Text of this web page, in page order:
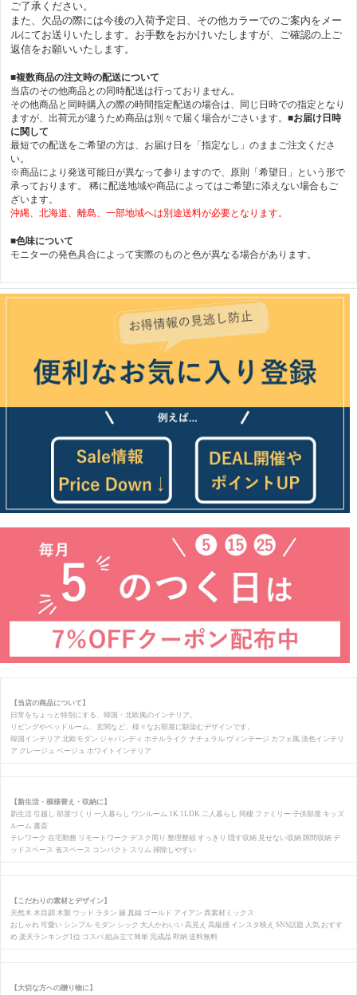
ご了承ください。
また、欠品の際には今後の入荷予定日、その他カラーでのご案内をメー
ルにてお送りいたします。お手数をおかけいたしますが、ご確認の上ご
返信をお願いいたします。
■複数商品の注文時の配送について
当店のその他商品との同時配送は行っておりません。
その他商品と同時購入の際の時間指定配送の場合は、同じ日時での指定となり
ますが、出荷元が違うため商品は別々で届く場合がごさいます。 ■お届け日時
に関して
最短での配送をご希望の方は、お届け日を「指定なし」のままご注文くださ
い。
※商品により発送可能日が異なって参りますので、原則「希望日」という形で
承っております。 稀に配送地域や商品によってはご希望に添えない場合もご
ざいます。
沖縄、北海道、離島、一部地域へは別途送料が必要となります。
■色味について
モニターの発色具合によって実際のものと色が異なる場合があります。
【当店の商品について】
日常をちょっと特別にする、韓国・北欧風のインテリア。
リビングやベッドルーム、玄関など、様々なお部屋に馴染むデザインです。
韓国インテリア 北欧モダン ジャパンディ ホテルライク ナチュラル ヴィンテージ カフェ風 淡色インテリ
ア グレージュ ベージュ ホワイトインテリア
【新生活・模様替え・収納に】
新生活 引越し 部屋づくり 一人暮らし ワンルーム 1K 1LDK 二人暮らし 同棲 ファミリー 子供部屋 キッズ
ルーム 書斎
テレワーク 在宅勤務 リモートワーク デスク周り 整理整頓 すっきり 隠す収納 見せない収納 隙間収納 デ
ッドスペース 省スペース コンパクト スリム 掃除しやすい
【こだわりの素材とデザイン】
天然木 木目調 木製 ウッド ラタン 籐 真鍮 ゴールド アイアン 異素材ミックス
おしゃれ 可愛い シンプル モダン シック 大人かわいい 高見え 高級感 インスタ映え SNS話題 人気 おすす
め 楽天ランキング1位 コスパ 組み立て簡単 完成品 即納 送料無料
【大切な方への贈り物に】